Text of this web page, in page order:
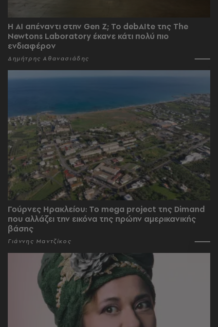
Η AI απέναντι στην Gen Z; Το debAIte της The
Newtons Laboratory έκανε κάτι πολύ πιο
ενδιαφέρον
Δημήτρης Αθανασιάδης
Γούρνες Ηρακλείου: To mega project της Dimand
που αλλάζει την εικόνα της πρώην αμερικανικής
βάσης
Γιάννης Μαντζίκος